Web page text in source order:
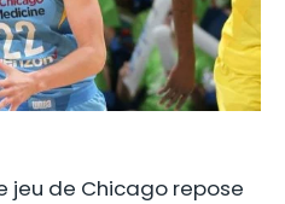
jeu de Chicago repose